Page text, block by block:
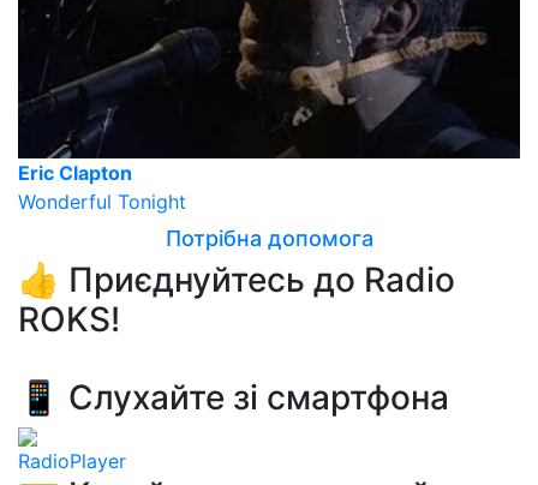
Eric Clapton
Wonderful Tonight
Потрібна допомога
👍 Приєднуйтесь до Radio
ROKS!
📱 Слухайте зі смартфона
RadioPlayer